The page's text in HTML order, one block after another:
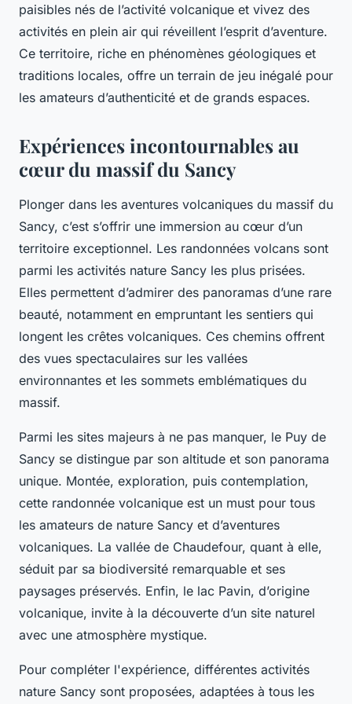
paisibles nés de l’activité volcanique et vivez des
activités en plein air qui réveillent l’esprit d’aventure.
Ce territoire, riche en phénomènes géologiques et
traditions locales, offre un terrain de jeu inégalé pour
les amateurs d’authenticité et de grands espaces.
Expériences incontournables au
cœur du massif du Sancy
Plonger dans les aventures volcaniques du massif du
Sancy, c’est s’offrir une immersion au cœur d’un
territoire exceptionnel. Les randonnées volcans sont
parmi les activités nature Sancy les plus prisées.
Elles permettent d’admirer des panoramas d’une rare
beauté, notamment en empruntant les sentiers qui
longent les crêtes volcaniques. Ces chemins offrent
des vues spectaculaires sur les vallées
environnantes et les sommets emblématiques du
massif.
Parmi les sites majeurs à ne pas manquer, le Puy de
Sancy se distingue par son altitude et son panorama
unique. Montée, exploration, puis contemplation,
cette randonnée volcanique est un must pour tous
les amateurs de nature Sancy et d’aventures
volcaniques. La vallée de Chaudefour, quant à elle,
séduit par sa biodiversité remarquable et ses
paysages préservés. Enfin, le lac Pavin, d’origine
volcanique, invite à la découverte d’un site naturel
avec une atmosphère mystique.
Pour compléter l'expérience, différentes activités
nature Sancy sont proposées, adaptées à tous les